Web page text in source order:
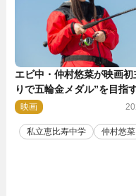
エビ中・仲村悠菜が映画初
りで五輪金メダル”を目指
に！ 映画『つりこまち』
映画
私立恵比寿中学 仲村悠菜